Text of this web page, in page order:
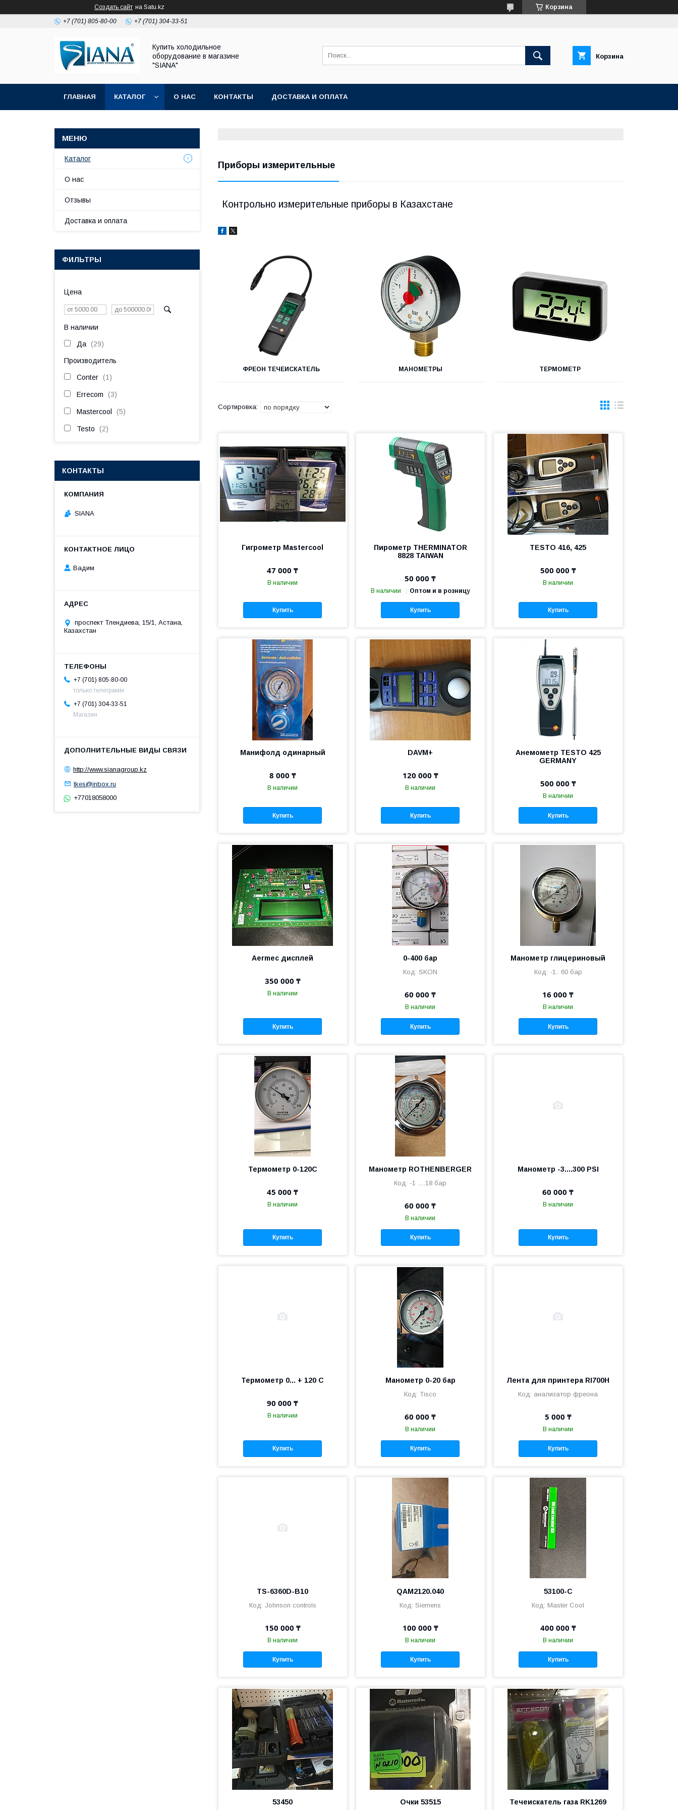
Создать сайт на Satu.kz Корзина
+7 (701) 805-80-00 +7 (701) 304-33-51
Купить холодильное
оборудование в магазине
"SIANA"
Корзина
ГЛАВНАЯ КАТАЛОГ О НАС КОНТАКТЫ ДОСТАВКА И ОПЛАТА
Приборы измерительные
Контрольно измерительные приборы в Казахстане
ФРЕОН ТЕЧЕИСКАТЕЛЬ МАНОМЕТРЫ ТЕРМОМЕТР
Гигрометр Mastercool
47 000 ₸
В наличии
Купить
Пирометр THERMINATOR
8828 TAIWAN
50 000 ₸
В наличии Оптом и в розницу
Купить
TESTO 416, 425
500 000 ₸
В наличии
Купить
Манифолд одинарный
8 000 ₸
В наличии
Купить
DAVM+
120 000 ₸
В наличии
Купить
Анемометр TESTO 425
GERMANY
500 000 ₸
В наличии
Купить
Aermec дисплей
350 000 ₸
В наличии
Купить
0-400 бар
SKON
60 000 ₸
В наличии
Купить
Манометр глицериновый
-1.. 60 бар
16 000 ₸
В наличии
Купить
Термометр 0-120С
45 000 ₸
В наличии
Купить
Манометр ROTHENBERGER
-1 .....18 бар
60 000 ₸
В наличии
Купить
Манометр -3....300 PSI
60 000 ₸
В наличии
Купить
Термометр 0... + 120 С
90 000 ₸
В наличии
Купить
Манометр 0-20 бар
Tisco
60 000 ₸
В наличии
Купить
Лента для принтера RI700H
анализатор фреона
5 000 ₸
В наличии
Купить
TS-6360D-B10
Johnson controls
150 000 ₸
В наличии
Купить
QAM2120.040
Siemens
100 000 ₸
В наличии
Купить
53100-С
Master Cool
400 000 ₸
В наличии
Купить
53450 Очки 53515 Течеискатель газа RK1269
Каталог
О нас
Отзывы
Доставка и оплата
ФИЛЬТРЫ
Цена
В наличии
Да 29
Производитель
Conter 1
Errecom 3
Mastercool 5
Testo 2
КОНТАКТЫ
SIANA
Вадим
проспект Тлендиева, 15/1, Астана,
Казахстан
+7 (701) 805-80-00
только телеграмм
+7 (701) 304-33-51
Магазин
http://www.sianagroup.kz
tkes@inbox.ru
+77018058000